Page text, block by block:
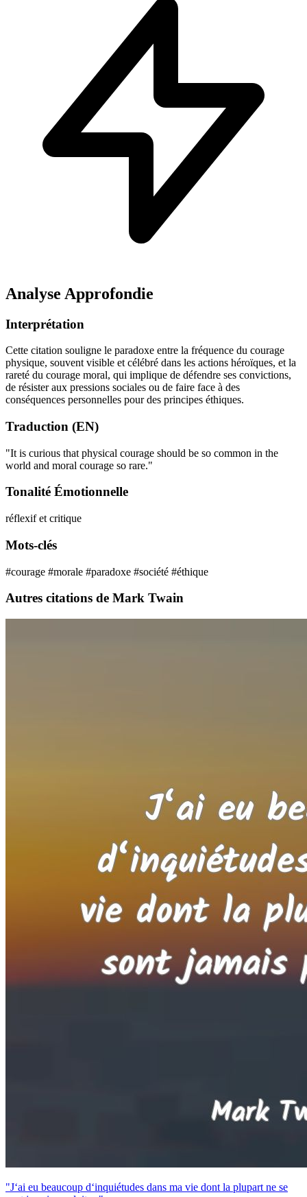
Analyse Approfondie
Interprétation
Cette citation souligne le paradoxe entre la fréquence du courage
physique, souvent visible et célébré dans les actions héroïques, et la
rareté du courage moral, qui implique de défendre ses convictions,
de résister aux pressions sociales ou de faire face à des
conséquences personnelles pour des principes éthiques.
Traduction (EN)
"It is curious that physical courage should be so common in the
world and moral courage so rare."
Tonalité Émotionnelle
réflexif et critique
Mots-clés
#courage #morale #paradoxe #société #éthique
Autres citations de Mark Twain
"J‘ai eu beaucoup d‘inquiétudes dans ma vie dont la plupart ne se